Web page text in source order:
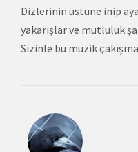
Dizlerinin üstüne inip
yakarışlar ve mutluluk
Sizinle bu müzik